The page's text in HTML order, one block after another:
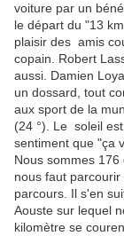
voiture par un
le départ du "13
plaisir des amis
copain. Robert
aussi. Damien
un dossard, tout
aux sport de la
(24 °). Le soleil
sentiment que "ça
Nous sommes
nous faut
parcours. Il s'en
Aouste sur lequel
kilomètre se